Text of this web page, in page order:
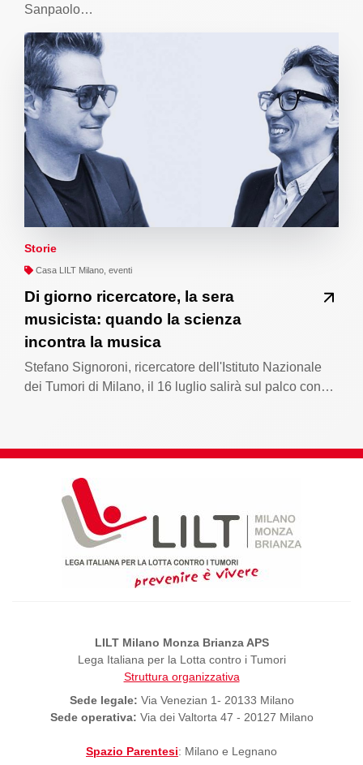
Sanpaolo…
Storie
Casa LILT Milano, eventi
Di giorno ricercatore, la sera
musicista: quando la scienza
incontra la musica
Stefano Signoroni, ricercatore dell'Istituto Nazionale
dei Tumori di Milano, il 16 luglio salirà sul palco con…
LILT Milano Monza Brianza APS
Lega Italiana per la Lotta contro i Tumori
Struttura organizzativa
Sede legale: Via Venezian 1- 20133 Milano
Sede operativa: Via dei Valtorta 47 - 20127 Milano
Spazio Parentesi: Milano e Legnano